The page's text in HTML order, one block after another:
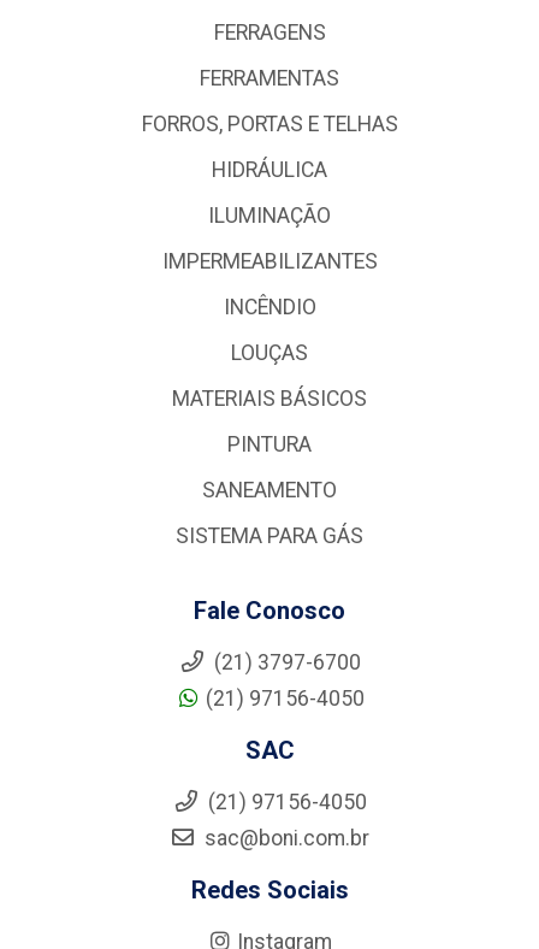
FERRAGENS
FERRAMENTAS
FORROS, PORTAS E TELHAS
HIDRÁULICA
ILUMINAÇÃO
IMPERMEABILIZANTES
INCÊNDIO
LOUÇAS
MATERIAIS BÁSICOS
PINTURA
SANEAMENTO
SISTEMA PARA GÁS
Fale Conosco
(21) 3797-6700
(21) 97156-4050
SAC
(21) 97156-4050
sac@boni.com.br
Redes Sociais
Instagram